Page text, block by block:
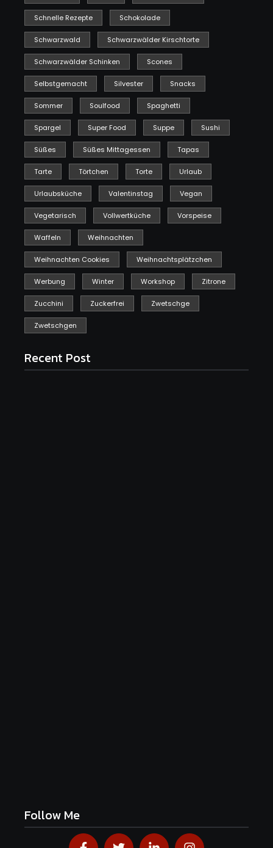
Schnelle Rezepte Schokolade
Schwarzwald Schwarzwälder Kirschtorte
Schwarzwälder Schinken Scones
Selbstgemacht Silvester Snacks
Sommer Soulfood Spaghetti
Spargel Super Food Suppe Sushi
Süßes Süßes Mittagessen Tapas
Tarte Törtchen Torte Urlaub
Urlaubsküche Valentinstag Vegan
Vegetarisch Vollwertküche Vorspeise
Waffeln Weihnachten
Weihnachten Cookies Weihnachtsplätzchen
Werbung Winter Workshop Zitrone
Zucchini Zuckerfrei Zwetschge
Zwetschgen
Recent Post
Follow Me